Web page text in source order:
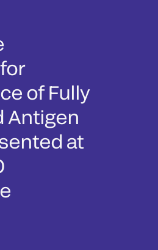
of Fully
Antigen
at